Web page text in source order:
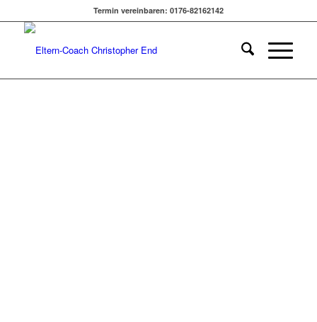
Termin vereinbaren: 0176-82162142
ENTSPANNUNG KOMMEN
| ANDREA ZSCHOCHER